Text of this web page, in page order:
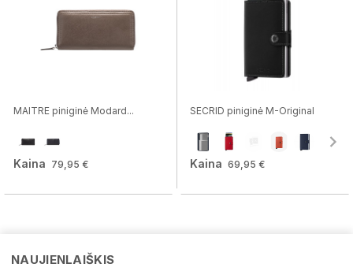
MAITRE piniginė Modard...
Kaina 79,95 €
SECRID piniginė M-Original
Kaina 69,95 €
NAUJIENLAIŠKIS